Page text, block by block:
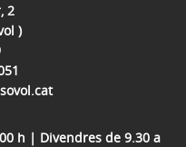
2
)
h | Divendres de 9.30 a